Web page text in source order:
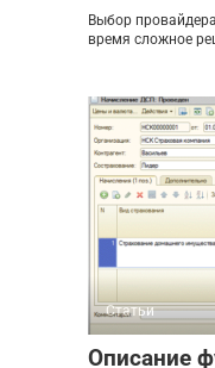
Выбор
время сложное
Статьи
Описание